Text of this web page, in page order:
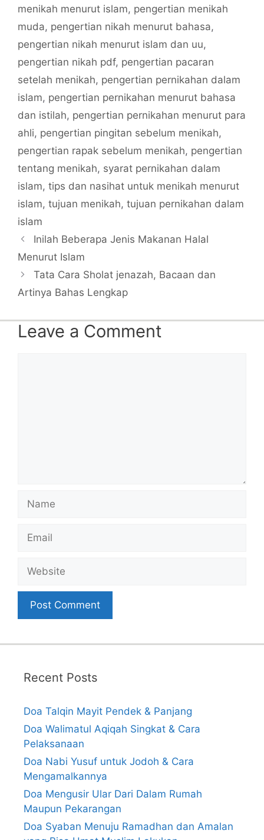
menikah menurut islam, pengertian menikah
muda, pengertian nikah menurut bahasa,
pengertian nikah menurut islam dan uu,
pengertian nikah pdf, pengertian pacaran
setelah menikah, pengertian pernikahan dalam
islam, pengertian pernikahan menurut bahasa
dan istilah, pengertian pernikahan menurut para
ahli, pengertian pingitan sebelum menikah,
pengertian rapak sebelum menikah, pengertian
tentang menikah, syarat pernikahan dalam
islam, tips dan nasihat untuk menikah menurut
islam, tujuan menikah, tujuan pernikahan dalam
islam
Inilah Beberapa Jenis Makanan Halal
Menurut Islam
Tata Cara Sholat jenazah, Bacaan dan
Artinya Bahas Lengkap
Leave a Comment
Recent Posts
Doa Talqin Mayit Pendek & Panjang
Doa Walimatul Aqiqah Singkat & Cara
Pelaksanaan
Doa Nabi Yusuf untuk Jodoh & Cara
Mengamalkannya
Doa Mengusir Ular Dari Dalam Rumah
Maupun Pekarangan
Doa Syaban Menuju Ramadhan dan Amalan